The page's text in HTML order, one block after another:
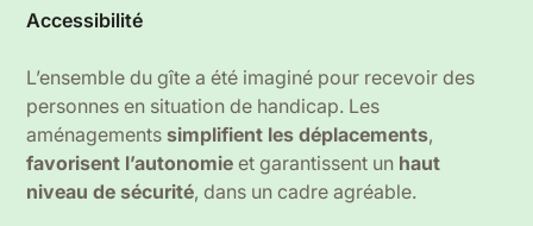
Accessibilité
L’ensemble du gîte a été imaginé pour recevoir des
personnes en situation de handicap. Les
aménagements simplifient les déplacements,
favorisent l’autonomie et garantissent un haut
niveau de sécurité, dans un cadre agréable.